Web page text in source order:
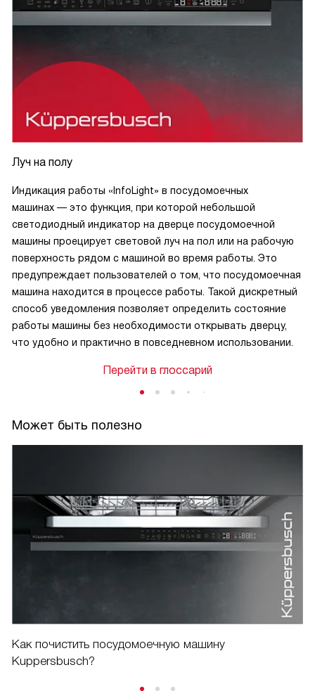
Луч на полу
Индикация работы «InfoLight» в посудомоечных
машинах — это функция, при которой небольшой
светодиодный индикатор на дверце посудомоечной
машины проецирует световой луч на пол или на рабочую
поверхность рядом с машиной во время работы. Это
предупреждает пользователей о том, что посудомоечная
машина находится в процессе работы. Такой дискретный
способ уведомления позволяет определить состояние
работы машины без необходимости открывать дверцу,
что удобно и практично в повседневном использовании.
Перейти в глоссарий
Может быть полезно
Как почистить посудомоечную машину
Kuppersbusch?